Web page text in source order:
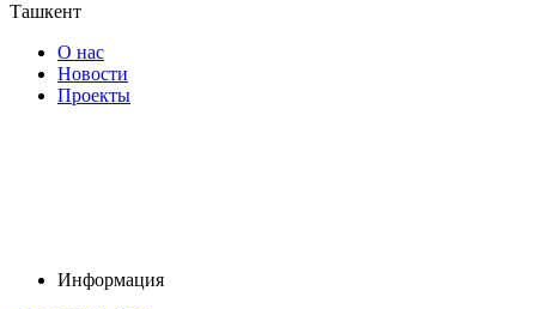
Ташкент
О нас
Новости
Проекты
Информация